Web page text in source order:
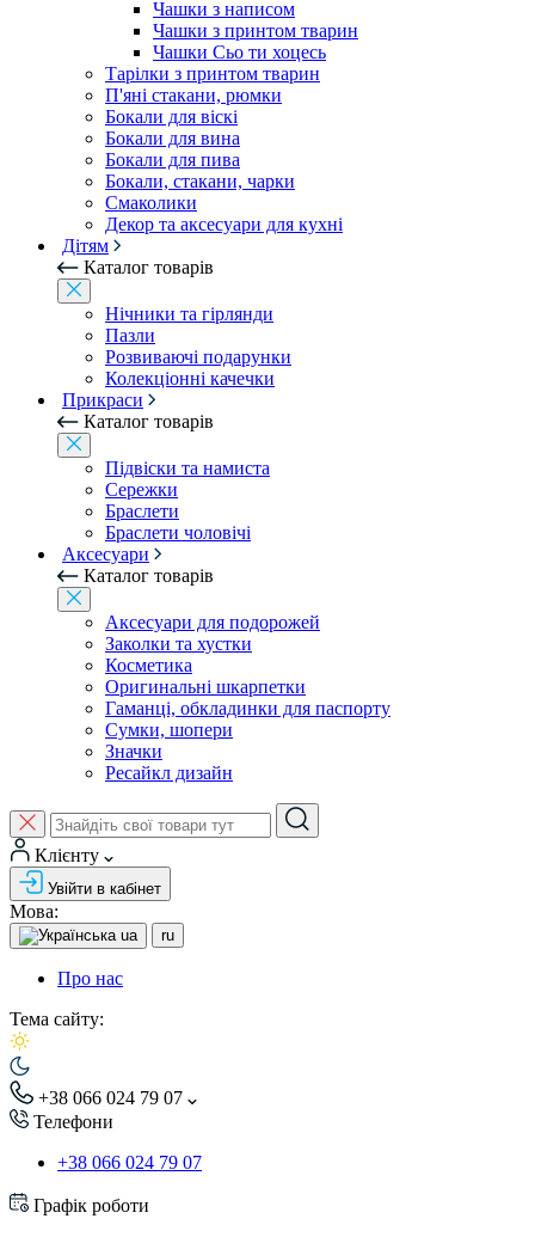
Чашки з написом
Чашки з принтом тварин
Чашки Сьо ти хоцесь
Тарілки з принтом тварин
П'яні стакани, рюмки
Бокали для віскі
Бокали для вина
Бокали для пива
Бокали, стакани, чарки
Смаколики
Декор та аксесуари для кухні
Дітям
Каталог товарів
Нічники та гірлянди
Пазли
Розвиваючі подарунки
Колекціонні качечки
Прикраси
Каталог товарів
Підвіски та намиста
Сережки
Браслети
Браслети чоловічі
Аксесуари
Каталог товарів
Аксесуари для подорожей
Заколки та хустки
Косметика
Оригинальні шкарпетки
Гаманці, обкладинки для паспорту
Сумки, шопери
Значки
Ресайкл дизайн
Клієнту
Увійти в кабінет
Мова:
ua ru
Про нас
Тема сайту:
+38 066 024 79 07
Телефони
+38 066 024 79 07
Графік роботи